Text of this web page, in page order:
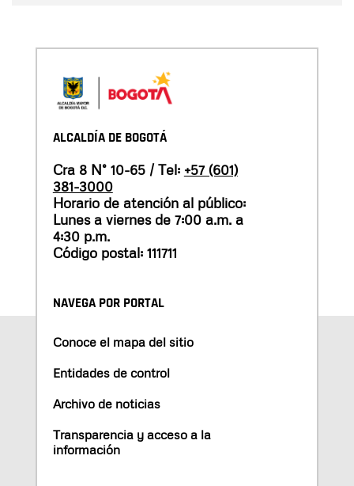
ALCALDÍA DE BOGOTÁ
Cra 8 N° 10-65 / Tel: +57 (601)
381-3000
Horario de atención al público:
Lunes a viernes de 7:00 a.m. a
4:30 p.m.
Código postal: 111711
NAVEGA POR PORTAL
Conoce el mapa del sitio
Entidades de control
Archivo de noticias
Transparencia y acceso a la
información